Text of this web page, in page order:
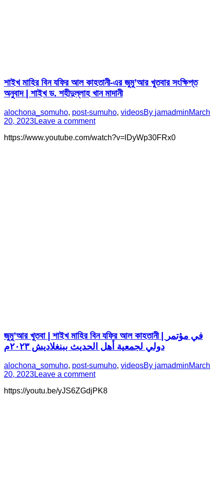
শাইখ মাহির বিন যফির আল কাহতানী-এর জুমু’আর খুতবার সংক্ষিপ্ত
অনুবাদ | শাইখ ড. শহীদুল্লাহ খান মাদানী
alochona_somuho, post-sumuho, videosBy jamadminMarch
20, 2023Leave a comment
https://www.youtube.com/watch?v=lDyWp30FRx0
জুমু’আর খুতবা | শাইখ মাহির বিন যফির আল কাহতানী | في مؤتمر
دولي لجمعية أهل الحديث ببنغلاديش ٢٠٢٣م
alochona_somuho, post-sumuho, videosBy jamadminMarch
20, 2023Leave a comment
https://youtu.be/yJS6ZGdjPK8